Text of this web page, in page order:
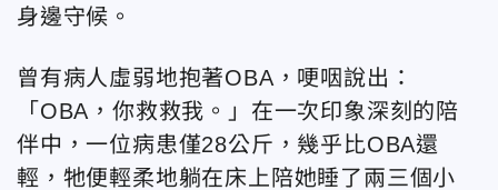
身邊守候。
曾有病人虛弱地抱著OBA，哽咽說出：
「OBA，你救救我。」在一次印象深刻的陪
伴中，一位病患僅28公斤，幾乎比OBA還
輕，牠便輕柔地躺在床上陪她睡了兩三個小